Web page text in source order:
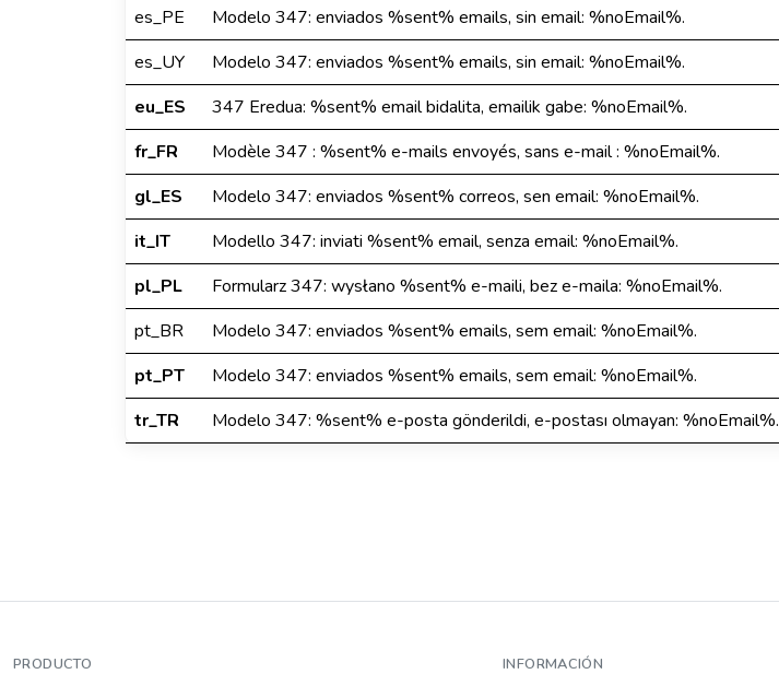
es_PE
Modelo 347: enviados %sent% emails, sin email: %noEmail%.
es_UY
Modelo 347: enviados %sent% emails, sin email: %noEmail%.
eu_ES
347 Eredua: %sent% email bidalita, emailik gabe: %noEmail%.
fr_FR
Modèle 347 : %sent% e-mails envoyés, sans e-mail : %noEmail%.
gl_ES
Modelo 347: enviados %sent% correos, sen email: %noEmail%.
it_IT
Modello 347: inviati %sent% email, senza email: %noEmail%.
pl_PL
Formularz 347: wysłano %sent% e-maili, bez e-maila: %noEmail%.
pt_BR
Modelo 347: enviados %sent% emails, sem email: %noEmail%.
pt_PT
Modelo 347: enviados %sent% emails, sem email: %noEmail%.
tr_TR
Modelo 347: %sent% e-posta gönderildi, e-postası olmayan: %noEmail%.
PRODUCTO INFORMACIÓN